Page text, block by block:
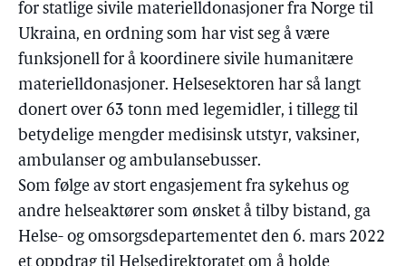
for statlige sivile materielldonasjoner fra Norge til
Ukraina, en ordning som har vist seg å være
funksjonell for å koordinere sivile humanitære
materielldonasjoner. Helsesektoren har så langt
donert over 63 tonn med legemidler, i tillegg til
betydelige mengder medisinsk utstyr, vaksiner,
ambulanser og ambulansebusser.
Som følge av stort engasjement fra sykehus og
andre helseaktører som ønsket å tilby bistand, ga
Helse- og omsorgsdepartementet den 6. mars 2022